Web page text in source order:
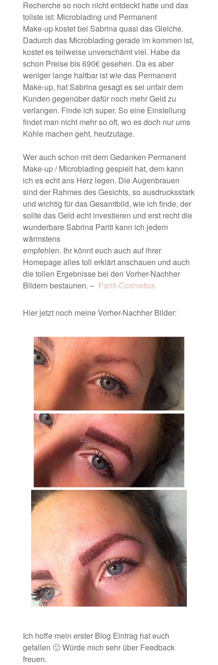
Recherche so noch nicht entdeckt hatte und das
tollste ist: Microblading und Permanent
Make-up kostet bei Sabrina quasi das Gleiche.
Dadurch das Microblading gerade im kommen ist,
kostet es teilweise unverschämt viel. Habe da
schon Preise bis 690€ gesehen. Da es aber
weniger lange haltbar ist wie das Permanent
Make-up, hat Sabrina gesagt es sei unfair dem
Kunden gegenüber dafür noch mehr Geld zu
verlangen. Finde ich super. So eine Einstellung
findet man nicht mehr so oft, wo es doch nur ums
Kohle machen geht, heutzutage.
Wer auch schon mit dem Gedanken Permanent
Make-up / Microblading gespielt hat, dem kann
ich es echt ans Herz legen. Die Augenbrauen
sind der Rahmes des Gesichts, so ausdrucksstark
und wichtig für das Gesamtbild, wie ich finde, der
sollte das Geld echt investieren und erst recht die
wunderbare Sabrina Pariti kann ich jedem
wärmstens
empfehlen. Ihr könnt euch auch auf ihrer
Homepage alles toll erklärt anschauen und auch
die tollen Ergebnisse bei den Vorher-Nachher
Bildern bestaunen. – Pariti-Cosmetics
Hier jetzt noch meine Vorher-Nachher Bilder:
Ich hoffe mein erster Blog Eintrag hat euch
gefallen 🙂 Würde mich sehr über Feedback
freuen.